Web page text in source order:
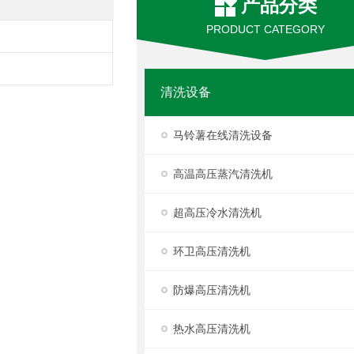
产品分类
PRODUCT CATEGORY
清洗设备
马铃薯在线清洗设备
高温高压蒸汽清洗机
超高压冷水清洗机
环卫高压清洗机
防爆高压清洗机
热水高压清洗机